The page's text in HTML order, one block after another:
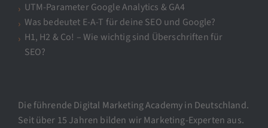
UTM-Parameter Google Analytics & GA4
Was bedeutet E-A-T für deine SEO und Google?
H1, H2 & Co! – Wie wichtig sind Überschriften für
SEO?
Die führende Digital Marketing Academy in Deutschland.
Seit über 15 Jahren bilden wir Marketing-Experten aus.